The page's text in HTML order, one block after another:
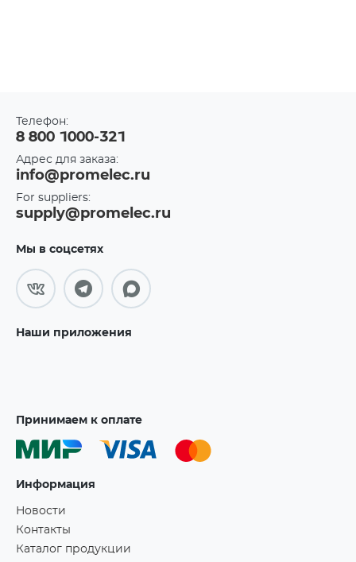
Телефон:
8 800 1000-321
Адрес для заказа:
info@promelec.ru
For suppliers:
supply@promelec.ru
Мы в соцсетях
Наши приложения
Принимаем к оплате
Информация
Новости
Контакты
Каталог продукции